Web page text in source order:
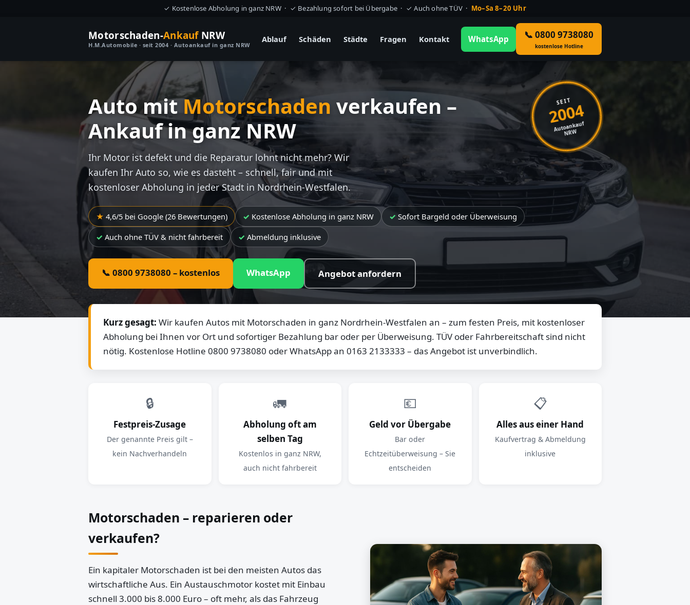
✓ Kostenlose Abholung in ganz NRW · ✓ Bezahlung sofort bei Übergabe · ✓ Auch ohne TÜV · Mo–Sa 8–20 Uhr
Motorschaden-AnkaufNRW
H.M.Automobile · seit 2004 · Autoankauf in ganz NRW
Ablauf Schäden Städte Fragen Kontakt WhatsApp 📞 0800 9738080
kostenlose Hotline
SEIT
2004
Autoankauf
NRW
Auto mitMotorschaden verkaufen –
Ankauf in ganz NRW
Ihr Motor ist defekt und die Reparatur lohnt nicht mehr? Wir
kaufen Ihr Auto so, wie es dasteht – schnell, fair und mit
kostenloser Abholung in jeder Stadt in Nordrhein-Westfalen.
4,6/5 bei Google (26 Bewertungen) Kostenlose Abholung in ganz NRW
Sofort Bargeld oder Überweisung
Auch ohne TÜV & nicht fahrbereit
Abmeldung inklusive
📞 0800 9738080 – kostenlos WhatsApp Angebot anfordern
Kurz gesagt: Wir kaufen Autos mit Motorschaden in ganz Nordrhein-Westfalen an – zum festen Preis, mit kostenloser
Abholung bei Ihnen vor Ort und sofortiger Bezahlung bar oder per Überweisung. TÜV oder Fahrbereitschaft sind nicht
nötig. Kostenlose Hotline 0800 9738080 oder WhatsApp an 0163 2133333 – das Angebot ist unverbindlich.
🔒
Festpreis-Zusage
Der genannte Preis gilt –
kein Nachverhandeln
🚛
Abholung oft am
selben Tag
Kostenlos in ganz NRW,
auch nicht fahrbereit
💶
Geld vor Übergabe
Bar oder
Echtzeitüberweisung – Sie
entscheiden
📋
Alles aus einer Hand
Kaufvertrag & Abmeldung
inklusive
Motorschaden – reparieren oder
verkaufen?
Ein kapitaler Motorschaden ist bei den meisten Autos das
wirtschaftliche Aus. Ein Austauschmotor kostet mit Einbau
schnell 3.000 bis 8.000 Euro – oft mehr, als das Fahrzeug